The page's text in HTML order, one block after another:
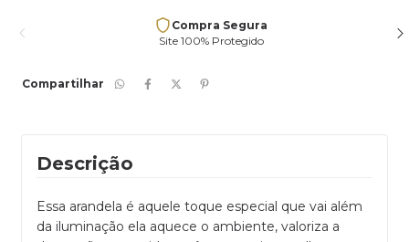
Compra Segura
Site 100% Protegido
Compartilhar
Descrição
Essa arandela é aquele toque especial que vai além
da iluminação ela aquece o ambiente, valoriza a